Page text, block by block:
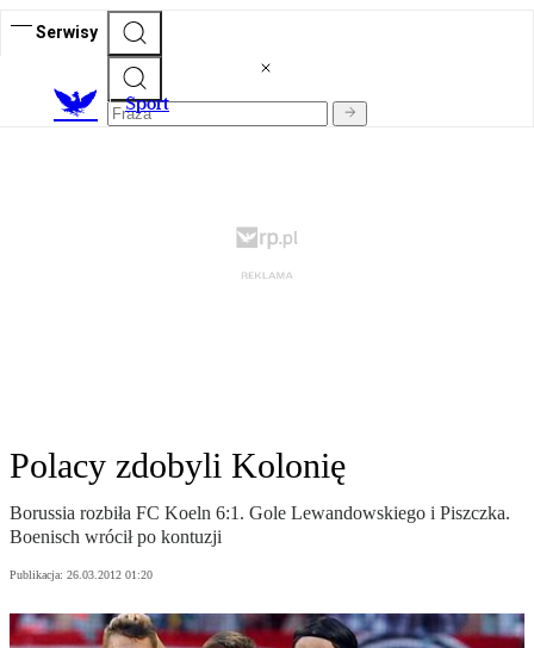
Serwisy
Sport
Polacy zdobyli Kolonię
Borussia rozbiła FC Koeln 6:1. Gole Lewandowskiego i Piszczka.
Boenisch wrócił po kontuzji
Publikacja: 26.03.2012 01:20